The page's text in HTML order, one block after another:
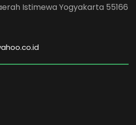
Istimewa Yogyakarta 55166